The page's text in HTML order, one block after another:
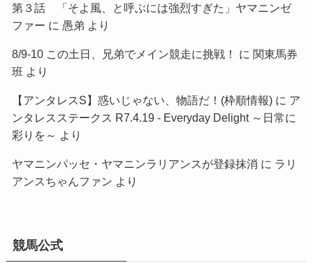
第３話 「そよ風、と呼ぶには強烈すぎた」ヤマニンゼ
ファー に 愚弟 より
8/9-10 この土日、兄弟でメイン競走に挑戦！ に 関東馬券
班 より
【アンタレスS】惑いじゃない、物語だ！(枠順情報)に ア
ンタレスステークス R7.4.19 - Everyday Delight ～日常に
彩りを～ より
ヤマニンパッセ・ヤマニンラリアンスが登録抹消 に ラリ
アンスちゃんファン より
競馬公式